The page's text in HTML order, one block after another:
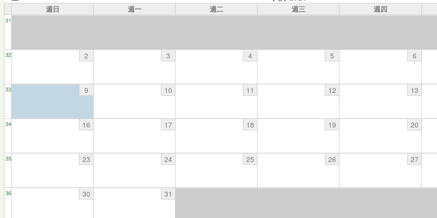
週日 週一 週二 週三 週四
31
32 2 3 4 5 6
33 9 10 11 12 13
34 16 17 18 19 20
35 23 24 25 26 27
36 30 31